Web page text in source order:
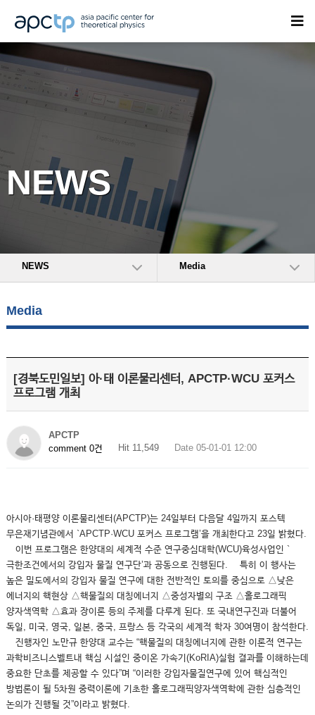
NEWS
NEWS Media
Media
[경북도민일보] 아·태 이론물리센터, APCTP·WCU 포커스
프로그램 개최
APCTP
comment 0건
Hit 11,549 Date 05-01-01 12:00
아시아·태평양 이론물리센터(APCTP)는 24일부터 다음달 4일까지 포스텍
무은재기념관에서 `APCTP·WCU 포커스 프로그램’을 개최한다고 23일 밝혔다.
이번 프로그램은 한양대의 세계적 수준 연구중심대학(WCU)육성사업인 `
극한조건에서의 강입자 물질 연구단’과 공동으로 진행된다. 특히 이 행사는
높은 밀도에서의 강입자 물질 연구에 대한 전반적인 토의를 중심으로 △낮은
에너지의 핵현상 △핵물질의 대칭에너지 △중성자별의 구조 △홀로그래픽
양자색역학 △효과 장이론 등의 주제를 다루게 된다. 또 국내연구진과 더불어
독일, 미국, 영국, 일본, 중국, 프랑스 등 각국의 세계적 학자 30여명이 참석한다.
진행자인 노만규 한양대 교수는 “핵물질의 대칭에너지에 관한 이론적 연구는
과학비즈니스벨트내 핵심 시설인 중이온 가속기(KoRIA)실험 결과를 이해하는데
중요한 단초를 제공할 수 있다”며 “이러한 강입자물질연구에 있어 핵심적인
방법론이 될 5차원 중력이론에 기초한 홀로그래픽양자색역학에 관한 심층적인
논의가 진행될 것”이라고 밝혔다.